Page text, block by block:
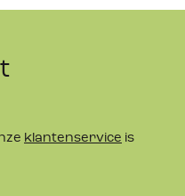
klantenservice is